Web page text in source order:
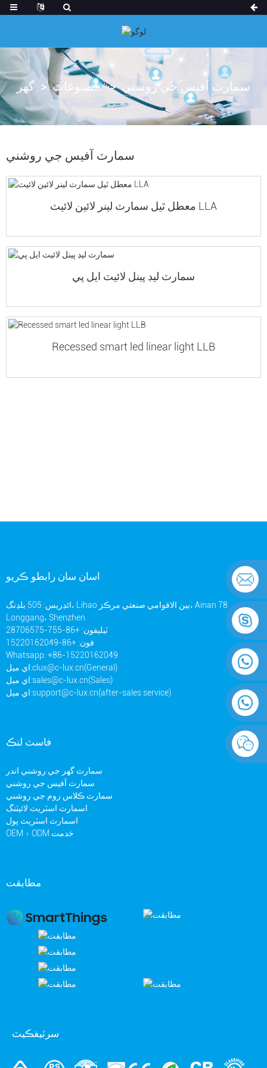
گهر مصنوعات سمارٽ آفيس جي روشني
سمارٽ آفيس جي روشني
معطل ٿيل سمارٽ لينر لائين لائيٽ LLA
سمارٽ ليڊ پينل لائيٽ ايل پي
Recessed smart led linear light LLB
اسان سان رابطو ڪريو
ائڊريس: 505 بلڊنگ، Lihao بين الاقوامي صنعتي مرڪز، Ainan روڊ ​​نمبر 78،
Longgang، Shenzhen
ٽيليفون: +86-755-28706575
فون: +86-15220162049
Whatsapp: +86-15220162049
اي ميل:clux@c-lux.cn(General)
اي ميل:sales@c-lux.cn(Sales)
اي ميل:support@c-lux.cn(after-sales service)
فاسٽ لنڪ
سمارٽ گهر جي روشني اندر
سمارٽ آفيس جي روشني
سمارٽ ڪلاس روم جي روشني
اسمارٽ اسٽريٽ لائيٽنگ
اسمارٽ اسٽريٽ پول
OEM ۽ ODM خدمت
مطابقت
سرٽيفڪيٽ